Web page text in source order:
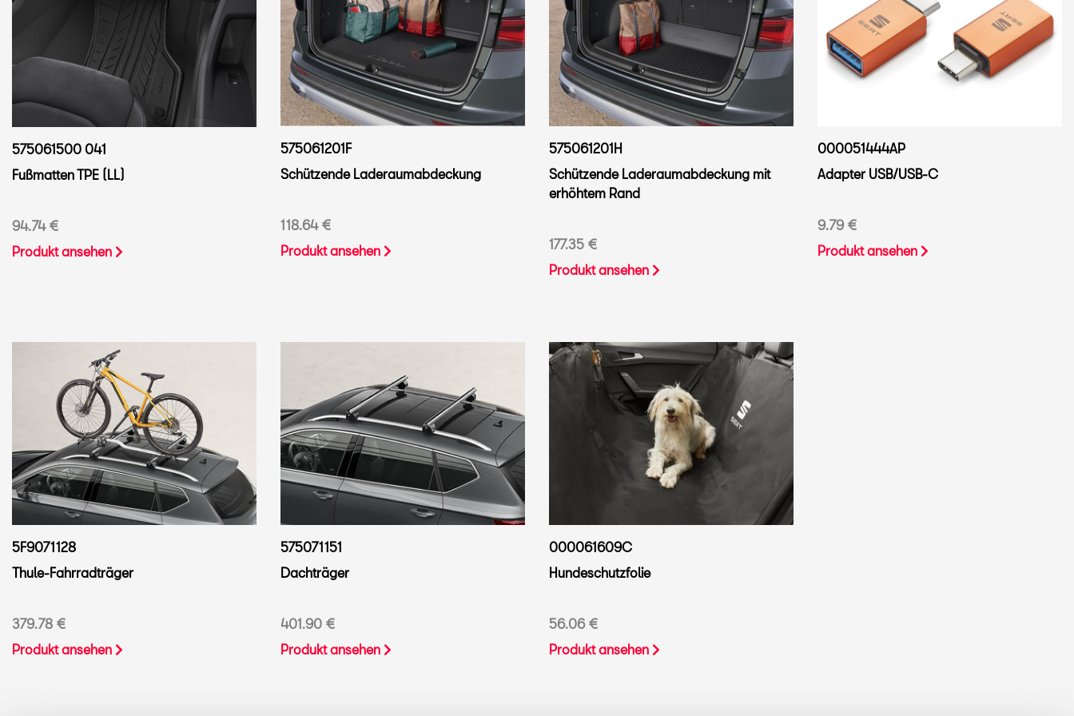
575061500 041
Fußmatten TPE (LL)
94.74 €
Produkt ansehen
575061201F
Schützende Laderaumabdeckung
118.64 €
Produkt ansehen
575061201H
Schützende Laderaumabdeckung mit
erhöhtem Rand
177.35 €
Produkt ansehen
000051444AP
Adapter USB/USB-C
9.79 €
Produkt ansehen
5F9071128
Thule-Fahrradträger
379.78 €
Produkt ansehen
575071151
Dachträger
401.90 €
Produkt ansehen
000061609C
Hundeschutzfolie
56.06 €
Produkt ansehen